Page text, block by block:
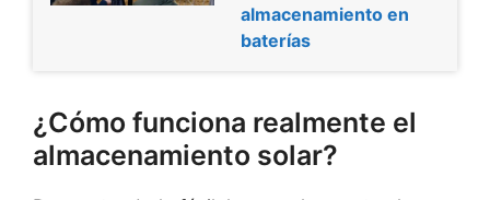
almacenamiento en
baterías
¿Cómo funciona realmente el
almacenamiento solar?